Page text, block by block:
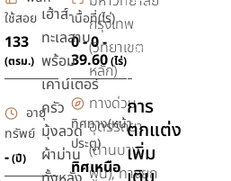
ใช้สอย
133
(ตรม.)
เนื้อที่(ไร่)
0 - 0 -
39.60(ไร่)
อายุ
ทรัพย์
-(ปี)
ทิศทาง(หน้า
ประตู)
ทิศเหนือ
เฮ้าส์-
ทะเลสาบ
พร้อม
เคาน์เตอร์
ครัว
มุ้งลวด
ผ้าม่าน
กรุงเทพ
(วิทยาเขต
หลัก)
ทางด่วน
อุดรรัถยา
(ด่านบาง
พูน), ทางยก
ชุด
สุขภัณฑ์
การ
ตกแต่ง
เพิ่ม